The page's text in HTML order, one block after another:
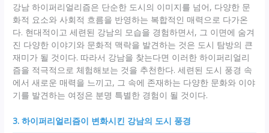
강남 하이퍼리얼리즘은 단순한 도시의 이미지를 넘어, 다양한 문
화적 요소와 사회적 흐름을 반영하는 복합적인 매력으로 다가온
다. 현대적이고 세련된 강남의 모습을 경험하면서, 그 이면에 숨겨
진 다양한 이야기와 문화적 맥락을 발견하는 것은 도시 탐방의 큰
재미가 될 것이다. 따라서 강남을 찾는다면 이러한 하이퍼리얼리
즘을 적극적으로 체험해보는 것을 추천한다. 세련된 도시 풍경 속
에서 새로운 매력을 느끼고, 그 속에 존재하는 다양한 문화와 이야
기를 발견하는 여정은 분명 특별한 경험이 될 것이다.
3. 하이퍼리얼리즘이 변화시킨 강남의 도시 풍경